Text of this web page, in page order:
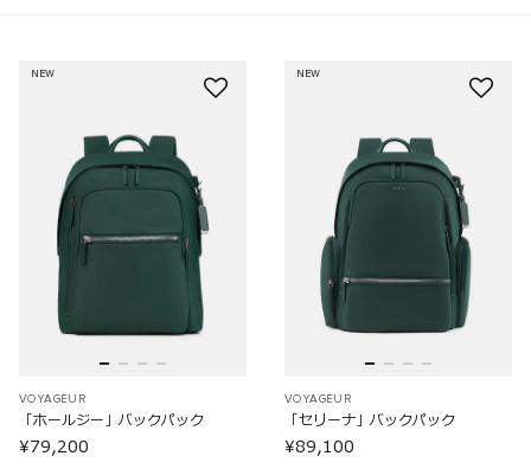
NEW
VOYAGEUR
「ホールジー」バックパック
¥79,200
NEW
VOYAGEUR
「セリーナ」バックパック
¥89,100